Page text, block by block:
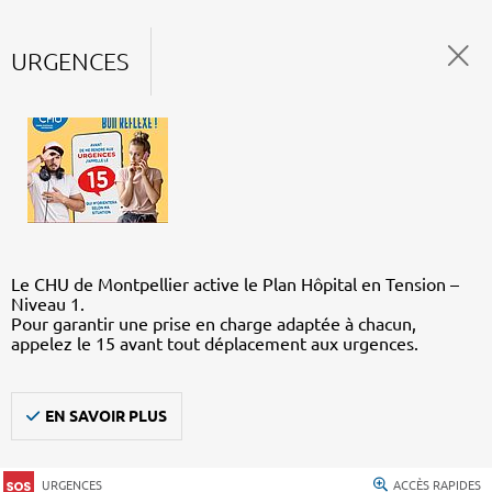
URGENCES
Le CHU de Montpellier active le Plan Hôpital en Tension –
Niveau 1.
Pour garantir une prise en charge adaptée à chacun,
appelez le 15 avant tout déplacement aux urgences.
EN SAVOIR PLUS
URGENCES ACCÈS RAPIDES